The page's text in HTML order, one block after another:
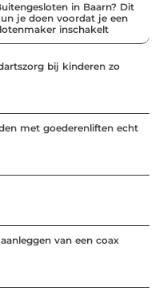
in Baarn? Dit
je doen voordat je een
inschakelt
bij kinderen zo
met goederenliften echt
van een coax